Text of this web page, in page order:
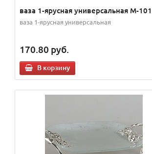
ваза 1-ярусная универсальная M-
ваза 1-ярусная универсальная
170.80 руб.
В корзину